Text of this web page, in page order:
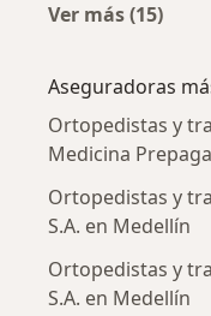
Ver más (15)
Aseguradoras
Ortopedistas y
Medicina
Ortopedistas y
S.A. en Medellín
Ortopedistas y
S.A. en Medellín